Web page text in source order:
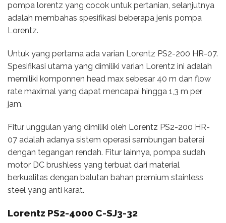
pompa lorentz yang cocok untuk pertanian, selanjutnya
adalah membahas spesifikasi beberapa jenis pompa
Lorentz.
Untuk yang pertama ada varian Lorentz PS2-200 HR-07.
Spesifikasi utama yang dimiliki varian Lorentz ini adalah
memiliki komponnen head max sebesar 40 m dan flow
rate maximal yang dapat mencapai hingga 1,3 m per
jam.
Fitur unggulan yang dimiliki oleh Lorentz PS2-200 HR-
07 adalah adanya sistem operasi sambungan baterai
dengan tegangan rendah. Fitur lainnya, pompa sudah
motor DC brushless yang terbuat dari material
berkualitas dengan balutan bahan premium stainless
steel yang anti karat.
Lorentz PS2-4000 C-SJ3-32